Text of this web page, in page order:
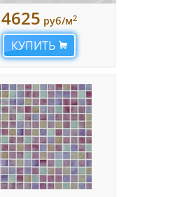
4625 руб/м2
КУПИТЬ